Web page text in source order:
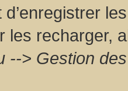
d’enregistrer
les recharger,
--> Gestion